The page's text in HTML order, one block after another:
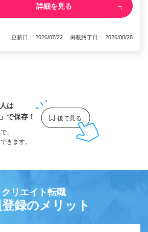
詳細を見る
更新日： 2026/07/22 掲載終了日： 2026/08/28
は
」で保存！
、
きます。
クリエイト転職
録のメリット